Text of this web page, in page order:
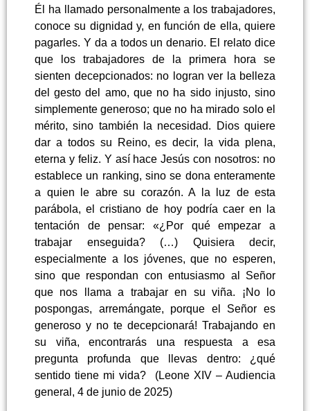
Él ha llamado personalmente a los trabajadores,
conoce su dignidad y, en función de ella, quiere
pagarles. Y da a todos un denario. El relato dice
que los trabajadores de la primera hora se
sienten decepcionados: no logran ver la belleza
del gesto del amo, que no ha sido injusto, sino
simplemente generoso; que no ha mirado solo el
mérito, sino también la necesidad. Dios quiere
dar a todos su Reino, es decir, la vida plena,
eterna y feliz. Y así hace Jesús con nosotros: no
establece un ranking, sino se dona enteramente
a quien le abre su corazón. A la luz de esta
parábola, el cristiano de hoy podría caer en la
tentación de pensar: «¿Por qué empezar a
trabajar enseguida? (…) Quisiera decir,
especialmente a los jóvenes, que no esperen,
sino que respondan con entusiasmo al Señor
que nos llama a trabajar en su viña. ¡No lo
pospongas, arremángate, porque el Señor es
generoso y no te decepcionará! Trabajando en
su viña, encontrarás una respuesta a esa
pregunta profunda que llevas dentro: ¿qué
sentido tiene mi vida? (Leone XIV – Audiencia
general, 4 de junio de 2025)